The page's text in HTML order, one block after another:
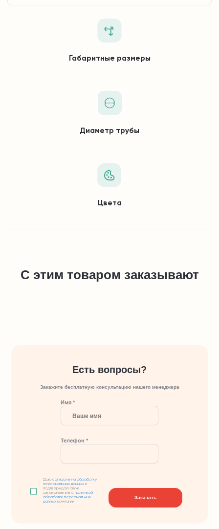
Габаритные размеры
Диаметр трубы
Цвета
С этим товаром заказывают
Есть вопросы?
Закажите бесплатную консультацию нашего менеджера
Имя *
Телефон *
Даюсогласие на обработку
персональных данных и
подтверждаю свое
ознакомление сполитикой
обработки персональных
данных компании
Заказать